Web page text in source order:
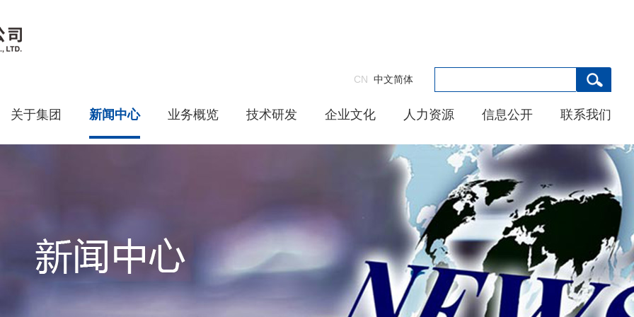
CN 中文简体
关于集团 新闻中心 业务概览 技术研发 企业文化 人力资源 信息公开 联系我们